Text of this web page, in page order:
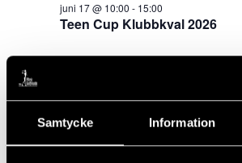
Samtycke Information
Teen Cup Klubbkval 2026
juni 17 @ 10:00 - 15:00
Prenumerera på kalender